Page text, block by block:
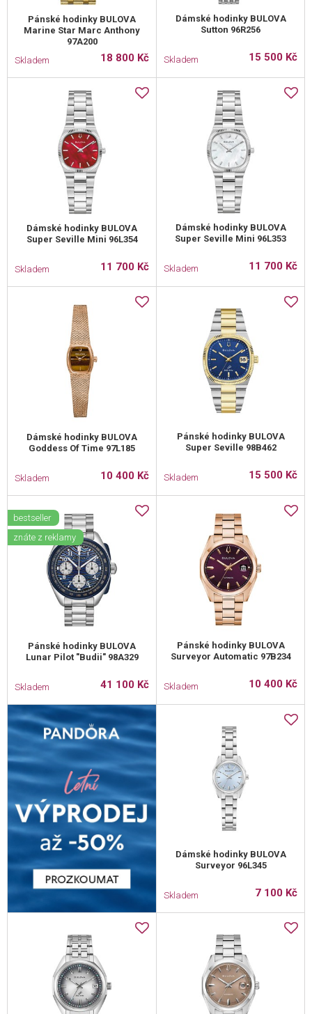
Pánské hodinky BULOVA
Marine Star Marc Anthony
97A200
Skladem
18 800 Kč
Dámské hodinky BULOVA
Sutton 96R256
Skladem 15 500 Kč
Dámské hodinky BULOVA
Super Seville Mini 96L354
Skladem 11 700 Kč
Dámské hodinky BULOVA
Super Seville Mini 96L353
Skladem 11 700 Kč
Dámské hodinky BULOVA
Goddess Of Time 97L185
Skladem 10 400 Kč
Pánské hodinky BULOVA
Super Seville 98B462
Skladem 15 500 Kč
Pánské hodinky BULOVA
Lunar Pilot "Budii" 98A329
bestseller
znáte z reklamy
Skladem 41 100 Kč
Pánské hodinky BULOVA
Surveyor Automatic 97B234
Skladem 10 400 Kč
Dámské hodinky BULOVA
Surveyor 96L345
Skladem 7 100 Kč